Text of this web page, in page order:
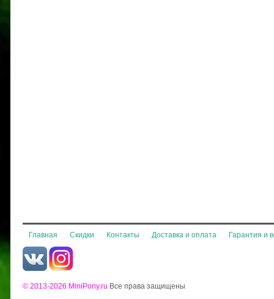
Главная Скидки Контакты Доставка и оплата Гарантия и
© 2013-2026 MiniPony.ru Все права защищены